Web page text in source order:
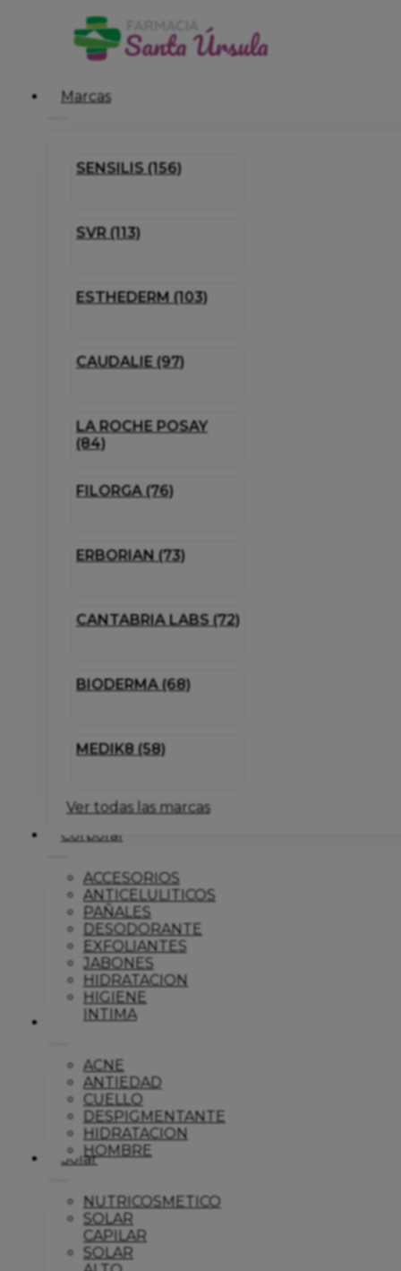
Marcas
SENSILIS (156)
SVR (113)
ESTHEDERM (103)
CAUDALIE (97)
LA ROCHE POSAY
(84)
FILORGA (76)
ERBORIAN (73)
CANTABRIA LABS (72)
BIODERMA (68)
MEDIK8 (58)
Ver todas las marcas
Corporal
ACCESORIOS
ANTICELULITICOS
PAÑALES
DESODORANTE
EXFOLIANTES
JABONES
HIDRATACION
HIGIENE
INTIMA
Dermo
ACNE
ANTIEDAD
CUELLO
DESPIGMENTANTE
HIDRATACION
HOMBRE
Solar
NUTRICOSMETICO
SOLAR
CAPILAR
SOLAR